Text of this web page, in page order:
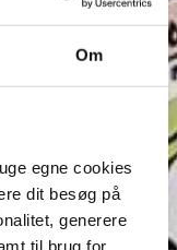
Om
egne cookies
dit besøg på
generere
til brug for